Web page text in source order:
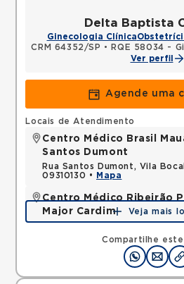
Delta Baptista
Ginecologia Clínica
CRM 64352/SP •
RQE 58034 -
Ver perfil
Agende uma
Compartilhe
Locais de Atendimento
Centro Médico Brasil
Santos Dumont
Rua Santos Dumont, Vila
09310130 •
Mapa
Centro Médico Ribeirão
Major Cardim
Rua Major Cardim, Suissa,
Mapa
Veja mais